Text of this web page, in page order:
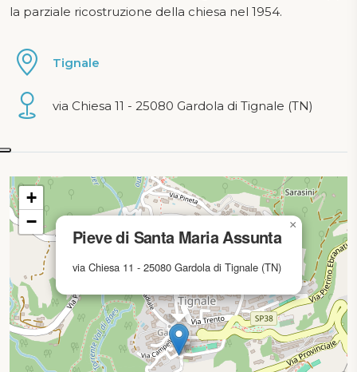
la parziale ricostruzione della chiesa nel 1954.
Tignale
via Chiesa 11 - 25080 Gardola di Tignale (TN)
mappa in caricamento...
Pieve di Santa Maria Assunta
via Chiesa 11 - 25080 Gardola di Tignale (TN)
×
+
−